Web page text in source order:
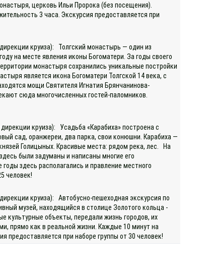
церковь Ильи Пророка (без посещения).
3 часа. Экскурсия предоставляется при
круиза): Толгский монастырь — один из
на месте явления иконы Богоматери. За годы своего
монастыря сохранились уникальные постройки
является икона Богоматери Толгской 14 века, с
мощи Святителя Игнатия Брянчанинова-
сюда многочисленных гостей-паломников.
круиза): Усадьба «Карабиха» построена с
сад, оранжереи, два парка, свои конюшни. Карабиха —
Голицыных. Красивые места: рядом река, лес. На
были задуманы и написаны многие его
здесь располагались и правление местного
человек!
круиза): Автобусно-пешеходная экскурсия по
музей, находящийся в столице Золотого кольца -
культурные объекты, передали жизнь городов, их
прямо как в реальной жизни. Каждые 10 минут на
предоставляется при наборе группы от 30 человек!